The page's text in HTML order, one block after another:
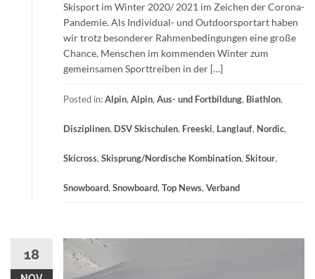
Skisport im Winter 2020/ 2021 im Zeichen der Corona-
Pandemie. Als Individual- und Outdoorsportart haben
wir trotz besonderer Rahmenbedingungen eine große
Chance, Menschen im kommenden Winter zum
gemeinsamen Sporttreiben in der […]
Posted in:Alpin, Alpin, Aus- und Fortbildung, Biathlon,
Disziplinen, DSV Skischulen, Freeski, Langlauf, Nordic,
Skicross, Skisprung/Nordische Kombination, Skitour,
Snowboard, Snowboard, Top News, Verband
18